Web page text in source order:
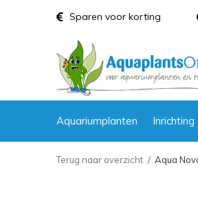
Aquariumplanten Inrichting
Sparen voor korting
Terug naar overzicht Aqua